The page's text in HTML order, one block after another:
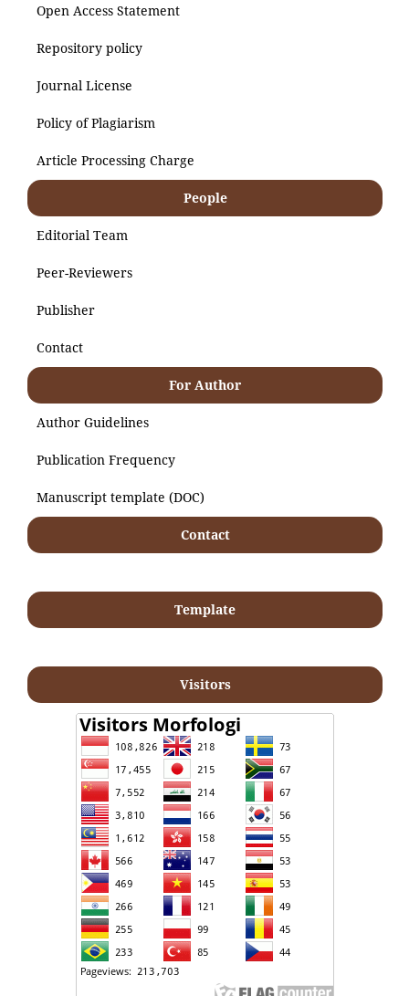
Open Access Statement
Repository policy
Journal License
Policy of Plagiarism
Article Processing Charge
People
Editorial Team
Peer-Reviewers
Publisher
Contact
For Author
Author Guidelines
Publication Frequency
Manuscript template (DOC)
Contact
Template
Visitors